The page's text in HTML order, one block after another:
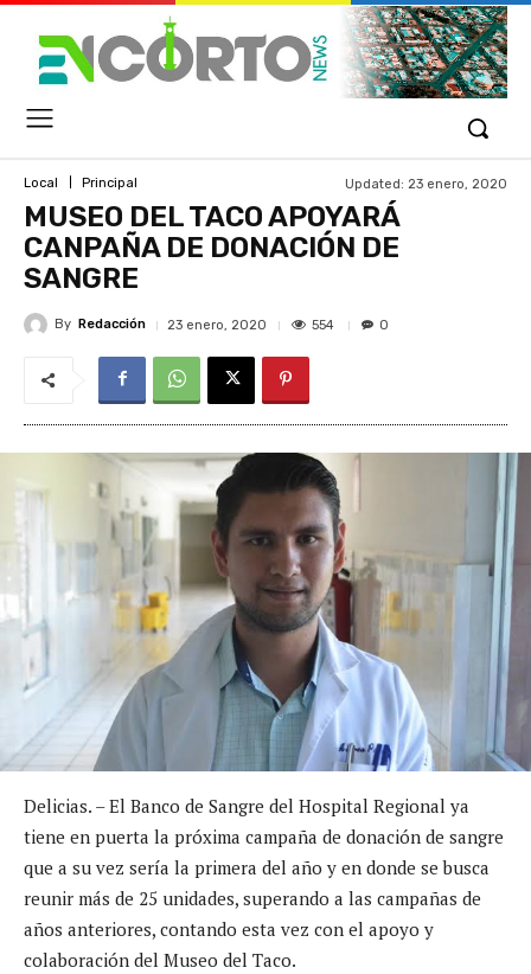
Local Principal Updated: 23 enero, 2020
MUSEO DEL TACO APOYARÁ
CANPAÑA DE DONACIÓN DE
SANGRE
By Redacción 23 enero, 2020 554 0
Delicias. – El Banco de Sangre del Hospital Regional ya
tiene en puerta la próxima campaña de donación de sangre
que a su vez sería la primera del año y en donde se busca
reunir más de 25 unidades, superando a las campañas de
años anteriores, contando esta vez con el apoyo y
colaboración del Museo del Taco.